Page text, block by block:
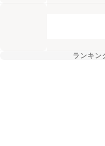
ランキン